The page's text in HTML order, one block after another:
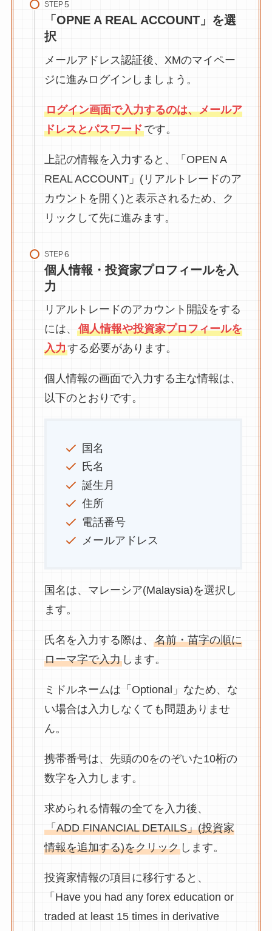
STEP
「OPNE A REAL ACCOUNT」を選
択
メールアドレス認証後、XMのマイペー
ジに進みログインしましょう。
ログイン画面で入力するのは、メールア
ドレスとパスワードです。
上記の情報を入力すると、「OPEN A
REAL ACCOUNT」(リアルトレードのア
カウントを開く)と表示されるため、ク
リックして先に進みます。
STEP
個人情報・投資家プロフィールを入
力
リアルトレードのアカウント開設をする
には、 個人情報や投資家プロフィールを
入力する必要があります。
個人情報の画面で入力する主な情報は、
以下のとおりです。
国名
氏名
誕生月
住所
電話番号
メールアドレス
国名は、マレーシア(Malaysia)を選択し
ます。
氏名を入力する際は、 名前・苗字の順に
ローマ字で入力します。
ミドルネームは「Optional」なため、な
い場合は入力しなくても問題ありませ
ん。
携帯番号は、先頭の0をのぞいた10桁の
数字を入力します。
求められる情報の全てを入力後、
「ADD FINANCIAL DETAILS」(投資家
情報を追加する)をクリックします。
投資家情報の項目に移行すると、
「Have you had any forex education or
traded at least 15 times in derivative